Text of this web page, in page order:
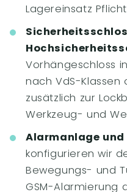
Lagereinsatz
Vorhängeschloss
nach VdS-
zusätzlich zur
Werkzeug- und
Alarmanlage und
konfigurieren wir
Bewegungs- und
GSM-Alarmierung